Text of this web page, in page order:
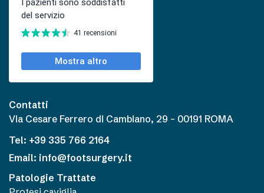
Contatti
Via Cesare Ferrero di Cambiano, 29 – 00191 ROMA
Tel: +39 335 766 2164
Email: info@footsurgery.it
Patologie Trattate